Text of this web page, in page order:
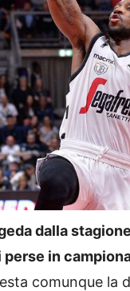
dalla
perse in
comunque la